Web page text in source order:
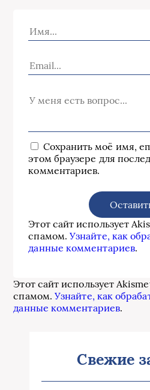
Сохранить моё имя,
этом браузере для
комментариев.
Этот сайт использует
спамом.Узнайте, как
данные комментариев.
Этот сайт использует
спамом.Узнайте, как
данные комментариев.
Свежие